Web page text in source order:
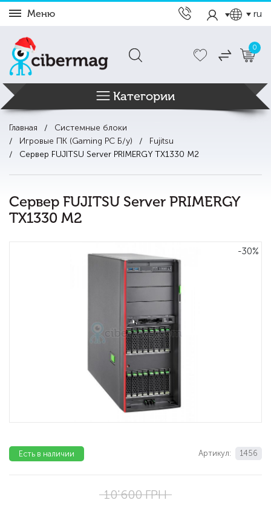
Меню ru
0
Категории
Главная
Системные блоки
Игровые ПК (Gaming PC Б/у)
Fujitsu
Сервер FUJITSU Server PRIMERGY TX1330 M2
Сервер FUJITSU Server PRIMERGY
TX1330 M2
-30%
Артикул: 1456
Есть в наличии
10'600 ГРН